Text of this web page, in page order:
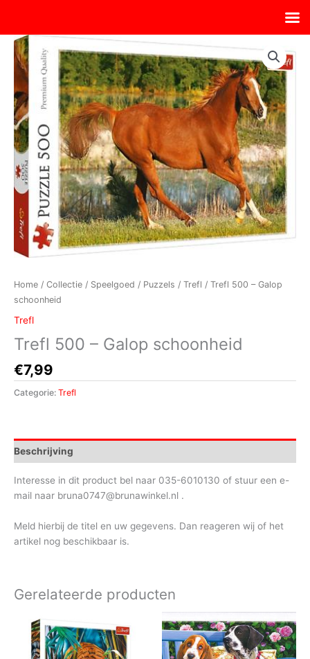
de
inhoud
Home / Collectie / Speelgoed / Puzzels / Trefl / Trefl 500 – Galop
schoonheid
Trefl
Trefl 500 – Galop schoonheid
€7,99
Categorie: Trefl
Beschrijving
Interesse in dit product bel naar 035-6010130 of stuur een e-
mail naar bruna0747@brunawinkel.nl .
Meld hierbij de titel en uw gegevens. Dan reageren wij of het
artikel nog beschikbaar is.
Gerelateerde producten